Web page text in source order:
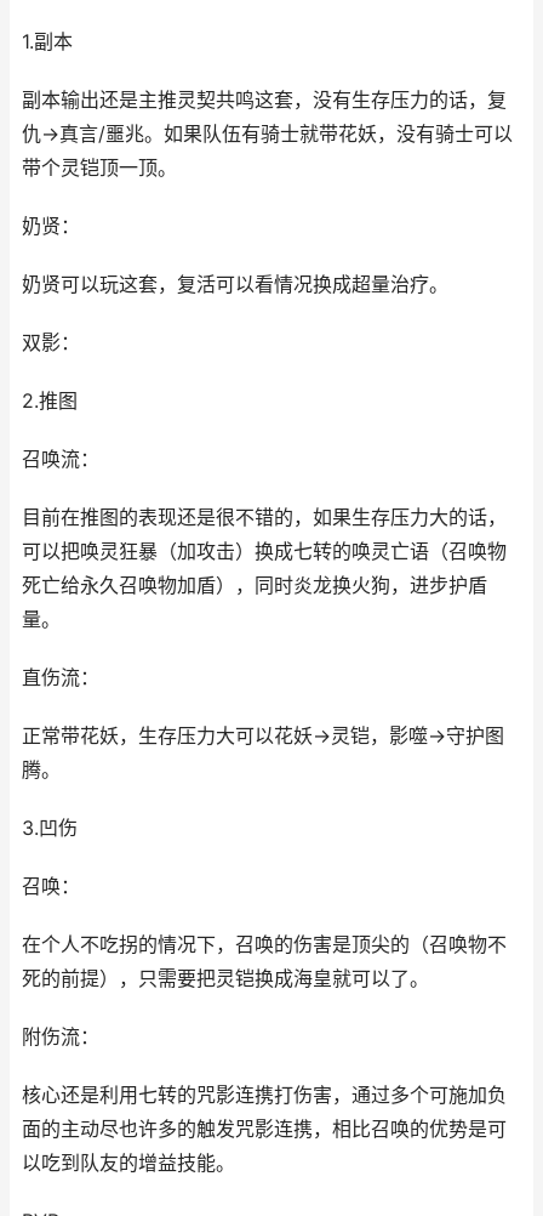
1.副本
副本输出还是主推灵契共鸣这套，没有生存压力的话，复
仇→真言/噩兆。如果队伍有骑士就带花妖，没有骑士可以
带个灵铠顶一顶。
奶贤：
奶贤可以玩这套，复活可以看情况换成超量治疗。
双影：
2.推图
召唤流：
目前在推图的表现还是很不错的，如果生存压力大的话，
可以把唤灵狂暴（加攻击）换成七转的唤灵亡语（召唤物
死亡给永久召唤物加盾），同时炎龙换火狗，进步护盾
量。
直伤流：
正常带花妖，生存压力大可以花妖→灵铠，影噬→守护图
腾。
3.凹伤
召唤：
在个人不吃拐的情况下，召唤的伤害是顶尖的（召唤物不
死的前提），只需要把灵铠换成海皇就可以了。
附伤流：
核心还是利用七转的咒影连携打伤害，通过多个可施加负
面的主动尽也许多的触发咒影连携，相比召唤的优势是可
以吃到队友的增益技能。